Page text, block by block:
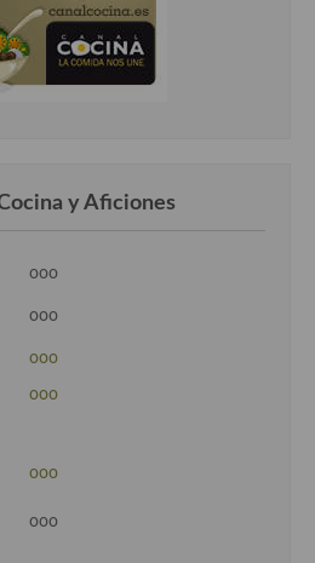
y Aficiones
ooo
ooo
ooo
ooo
ooo
ooo